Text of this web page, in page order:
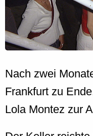
Nach zwei
Frankfurt zu
Lola Montez zur